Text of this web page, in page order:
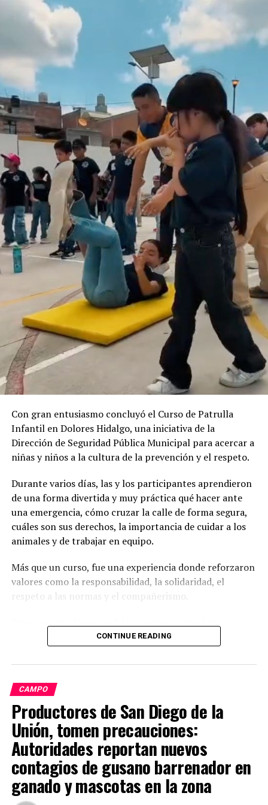
Con gran entusiasmo concluyó el Curso de Patrulla
Infantil en Dolores Hidalgo, una iniciativa de la
Dirección de Seguridad Pública Municipal para acercar a
niñas y niños a la cultura de la prevención y el respeto.
Durante varios días, las y los participantes aprendieron
de una forma divertida y muy práctica qué hacer ante
una emergencia, cómo cruzar la calle de forma segura,
cuáles son sus derechos, la importancia de cuidar a los
animales y de trabajar en equipo.
Más que un curso, fue una experiencia donde reforzaron
valores como la responsabilidad, la solidaridad, el
respeto a las normas y el compañerismo.
dependencias que todos los días trabajan por la
Estatal de Caminos, Tránsito Municipal, Bomberos,
Protección Civil, SIPINNA, Derechos Humanos,
Pentatlón, COMUDE, Protección Animal, Prevención del
Delito y el SIMAPAS.
Desde Seguridad Pública agradecemos de corazón a las
mamás, papás y tutores que confiaron en este proyecto
y que acompañaron a sus hijas e hijos en cada actividad.
CONTINUE READING
CAMPO
Productores de San Diego de la
Unión, tomen precauciones:
Autoridades reportan nuevos
contagios de gusano barrenador en
ganado y mascotas en la zona